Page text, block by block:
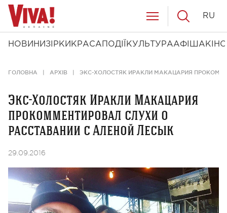
НОВИНИ ЗІРКИ КРАСА ПОДІЇ КУЛЬТУРААФІША КІНО
RU
ГОЛОВНА АРХІВ ЭКС-ХОЛОСТЯК ИРАКЛИ МАКАЦАРИЯ
Экс-Холостяк Иракли Макацария
прокомментировал слухи о
расставании с Аленой Лесык
29.09.2016